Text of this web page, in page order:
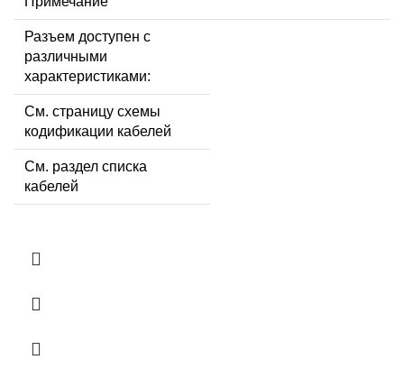
Разъем доступен с
различными
характеристиками:
См. страницу схемы
кодификации кабелей
См. раздел списка
кабелей